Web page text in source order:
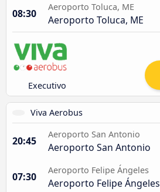
08:30
Aeroporto Toluca, ME
Aeroporto Toluca, ME
Executivo
Viva Aerobus
20:45
Aeroporto San Antonio
Aeroporto San Antonio
07:30
Aeroporto Felipe Ángeles
Aeroporto Felipe Ángeles